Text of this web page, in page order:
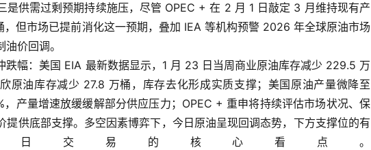
是供需过剩预期持续施压，尽管 OPEC + 在 2 月 1 日敲定 3 月维持现有产
但市场已提前消化这一预期，叠加 IEA 等机构预警 2026 年全球原油市场
价回调。
跌幅：美国 EIA 最新数据显示，1 月 23 日当周商业原油库存减少 229.5 万
原油库存减少 27.8 万桶，库存去化形成实质支撑；美国原油产量微降至
产量增速放缓缓解部分供应压力；OPEC + 重申将持续评估市场状况、保
提供底部支撑。多空因素博弈下，今日原油呈现回调态势，下方支撑位的有
日交易的核心看点。